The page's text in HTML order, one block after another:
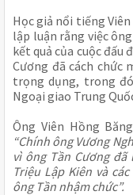
Học giả nổi tiếng
lập luận rằng việc
kết quả của cuộc
Cương đã cách chức
trọng dụng, trong
Ngoại giao Trung
Ông Viên Hồng
“Chính ông Vương
vì ông Tần Cương
Triệu Lập Kiên và
ông Tần nhậm chức”.